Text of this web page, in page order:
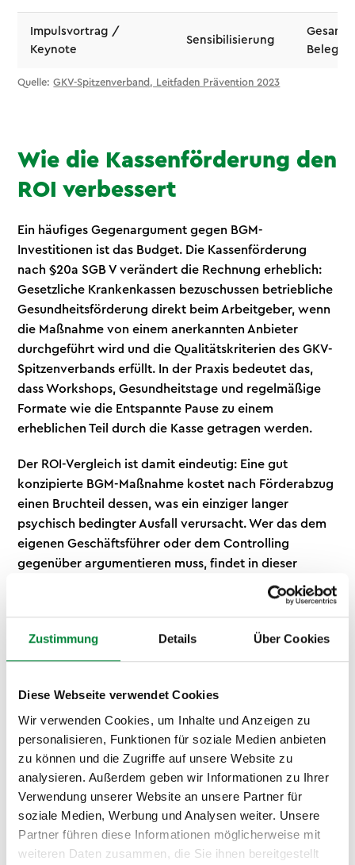
Zustimmung Details Über Cookies
Diese Webseite verwendet Cookies
Wir verwenden Cookies, um Inhalte und Anzeigen zu
personalisieren, Funktionen für soziale Medien anbieten
zu können und die Zugriffe auf unsere Website zu
analysieren. Außerdem geben wir Informationen zu Ihrer
Verwendung unserer Website an unsere Partner für
soziale Medien, Werbung und Analysen weiter. Unsere
Partner führen diese Informationen möglicherweise mit
weiteren Daten zusammen, die Sie ihnen bereitgestellt
Impulsvortrag /
Keynote
Sensibilisierung
Quelle:GKV-Spitzenverband, Leitfaden Prävention 2023
Wie die Kassenförderung den
ROI verbessert
Ein häufiges Gegenargument gegen BGM-
Investitionen ist das Budget. Die Kassenförderung
nach §20a SGB V verändert die Rechnung erheblich:
Gesetzliche Krankenkassen bezuschussen betriebliche
Gesundheitsförderung direkt beim Arbeitgeber, wenn
die Maßnahme von einem anerkannten Anbieter
durchgeführt wird und die Qualitätskriterien des GKV-
Spitzenverbands erfüllt. In der Praxis bedeutet das,
dass Workshops, Gesundheitstage und regelmäßige
Formate wie die Entspannte Pause zu einem
erheblichen Teil durch die Kasse getragen werden.
Der ROI-Vergleich ist damit eindeutig: Eine gut
konzipierte BGM-Maßnahme kostet nach Förderabzug
einen Bruchteil dessen, was ein einziger langer
psychisch bedingter Ausfall verursacht. Wer das dem
eigenen Geschäftsführer oder dem Controlling
gegenüber argumentieren muss, findet in dieser
Einen vollständigen Überblick über Ursachen
psychischer Belastung, rechtliche Grundlagen und den
strukturierten Einstieg ins Thema bietet unser